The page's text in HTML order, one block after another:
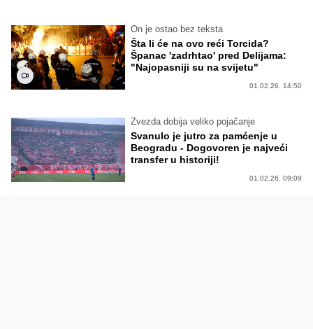
On je ostao bez teksta
Šta li će na ovo reći Torcida?
Španac 'zadrhtao' pred Delijama:
"Najopasniji su na svijetu"
01.02.26. 14:50
Zvezda dobija veliko pojačanje
Svanulo je jutro za pamćenje u
Beogradu - Dogovoren je najveći
transfer u historiji!
01.02.26. 09:09